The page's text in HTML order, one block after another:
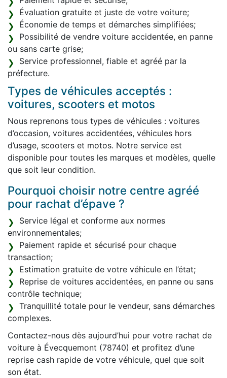
Évaluation gratuite et juste de votre voiture;
Économie de temps et démarches simplifiées;
Possibilité de vendre voiture accidentée, en panne
ou sans carte grise;
Service professionnel, fiable et agréé par la
préfecture.
Types de véhicules acceptés :
voitures, scooters et motos
Nous reprenons tous types de véhicules : voitures
d’occasion, voitures accidentées, véhicules hors
d’usage, scooters et motos. Notre service est
disponible pour toutes les marques et modèles, quelle
que soit leur condition.
Pourquoi choisir notre centre agréé
pour rachat d’épave ?
Service légal et conforme aux normes
environnementales;
Paiement rapide et sécurisé pour chaque
transaction;
Estimation gratuite de votre véhicule en l’état;
Reprise de voitures accidentées, en panne ou sans
contrôle technique;
Tranquillité totale pour le vendeur, sans démarches
complexes.
Contactez-nous dès aujourd’hui pour votre rachat de
voiture à Évecquemont (78740) et profitez d’une
reprise cash rapide de votre véhicule, quel que soit
son état.